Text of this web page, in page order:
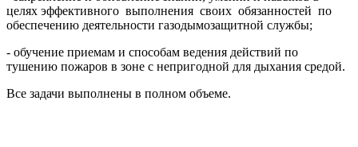
целях эффективного выполнения своих обязанностей по
обеспечению деятельности газодымозащитной службы;
- обучение приемам и способам ведения действий по
тушению пожаров в зоне с непригодной для дыхания средой.
Все задачи выполнены в полном объеме.